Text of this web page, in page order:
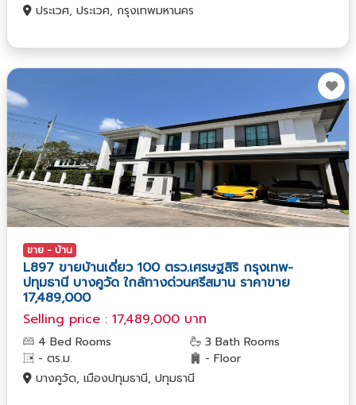
ประเวศ, ประเวศ, กรุงเทพมหานคร
ขาย - บ้าน
L897 ขายบ้านเดี่ยว 100 ตรว.เศรษฐสิริ กรุงเทพ-
ปทุมธานี บางคูวัด ใกล้ทางด่วนศรีสมาน ราคาขาย
17,489,000
Selling price : 17,489,000 บาท
4 Bed Rooms
3 Bath Rooms
- ตร.ม.
- Floor
บางคูวัด, เมืองปทุมธานี, ปทุมธานี